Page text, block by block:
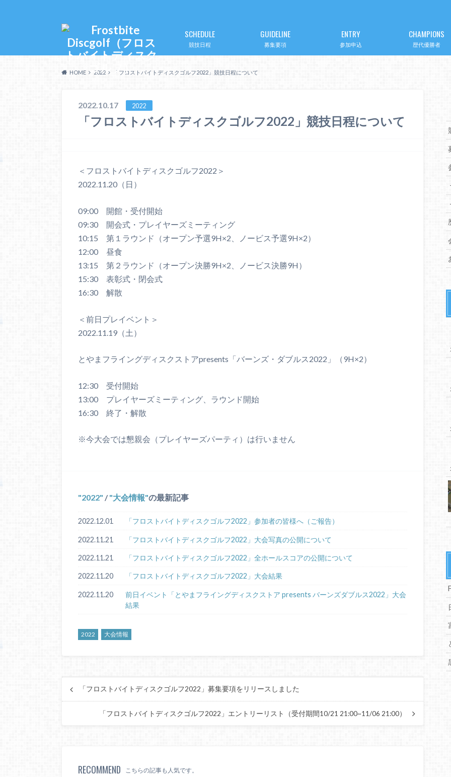
競技日程
SCHEDULE
募集要項
GUIDELINE
参加申込
ENTRY
歴代優勝者
CHAMPIONS
HOME 2022 「フロストバイトディスクゴルフ2022」競技日程について
2022.10.17 2022
「フロストバイトディスクゴルフ2022」競技日程について
＜フロストバイトディスクゴルフ2022＞
2022.11.20（日）
09:00 開館・受付開始
09:30 開会式・プレイヤーズミーティング
10:15 第１ラウンド（オープン予選9H×2、ノービス予選9H×2）
12:00 昼食
13:15 第２ラウンド（オープン決勝9H×2、ノービス決勝9H）
15:30 表彰式・閉会式
16:30 解散
＜前日プレイベント＞
2022.11.19（土）
とやまフライングディスクストアpresents「バーンズ・ダブルス2022」（9H×2）
12:30 受付開始
13:00 プレイヤーズミーティング、ラウンド開始
16:30 終了・解散
※今大会では懇親会（プレイヤーズパーティ）は行いません
2022 / 大会情報 の最新記事
2022.12.01 「フロストバイトディスクゴルフ2022」参加者の皆様へ（ご報告）
2022.11.21 「フロストバイトディスクゴルフ2022」大会写真の公開について
2022.11.21 「フロストバイトディスクゴルフ2022」全ホールスコアの公開について
2022.11.20 「フロストバイトディスクゴルフ2022」大会結果
2022.11.20
前日イベント「とやまフライングディスクストア presents バーンズダブルス2022」大会
結果
2022 大会情報
「フロストバイトディスクゴルフ2022」募集要項をリリースしました
「フロストバイトディスクゴルフ2022」エントリーリスト（受付期間10/21 21:00~11/06 21:00）
RECOMMEND こちらの記事も人気です。